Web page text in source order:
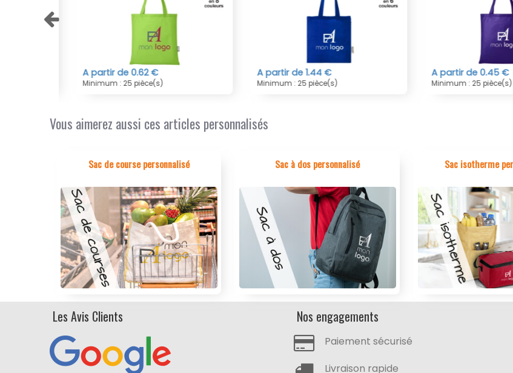
A partir de 0.62 €
Minimum : 25 pièce(s)
A partir de 1.44 €
Minimum : 25 pièce(s)
A partir de 0.45 €
Minimum : 25 pièce(s)
Vous aimerez aussi ces articles personnalisés
Sac de course personnalisé Sac à dos personnalisé Sac isotherme
Les Avis Clients Nos engagements
Paiement sécurisé
Livraison rapide